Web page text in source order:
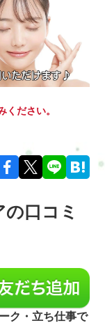
ください。
口コミ
ク・立ち仕事で